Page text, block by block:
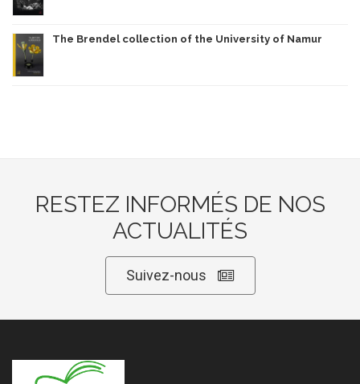
The Brendel collection of the University of Namur
RESTEZ INFORMÉS DE NOS
ACTUALITÉS
Suivez-nous